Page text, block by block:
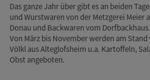
Das ganze Jahr über gibt es an beiden
und Wurstwaren von der Metzgerei Meier
Donau und Backwaren vom Dorfbackhaus
Von März bis November werden am
Völkl aus Alteglofsheim u.a. Kartoffeln,
Obst angeboten.